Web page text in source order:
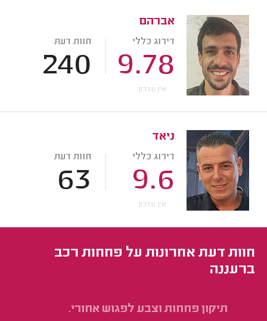
אברהם
דירוג כללי
9.78
חוות דעת
240
אין עדכון
ניאד
דירוג כללי
9.6
חוות דעת
63
אין עדכון
חוות דעת אחרונות על פחחות רכב
ברעננה
תיקון פחחות וצבע לפגוש אחורי.